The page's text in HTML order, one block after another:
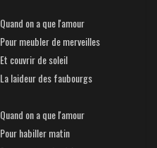
Quand on a que l'amour
Pour meubler de merveilles
Et couvrir de soleil
La laideur des faubourgs
Quand on a que l'amour
Pour habiller matin